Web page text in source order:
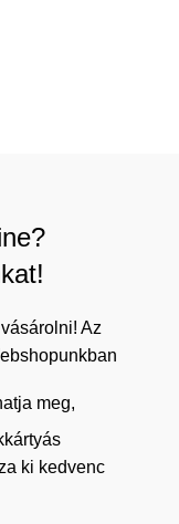
Az
meg,
ki kedvenc